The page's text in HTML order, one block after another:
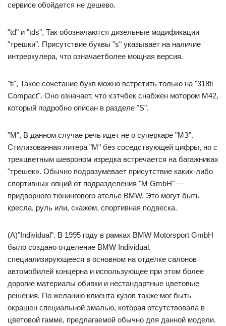
сервисе обойдется не дешево.
"td" и "tds", Так обозначаются дизельные модификации
"трешки". Присутствие буквы "s" указывает на наличие
интреркулера, что означаетболее мощная версия.
"ti", Такое сочетание букв можно встретить только на "318ti
Соmpасt". Оно означает, что хэтчбек снабжен мотором М42,
который подробно описан в разделе "S".
"М", В данном случае речь идет не о суперкаре "МЗ".
Стилизованная литера "М" без соседствующей цифры, но с
трехцветным шевроном изредка встречается на багажниках
"трешек». Обычно подразумевает присутствие каких-либо
спортивных опций от подразделения "М GmbH" —
придворного тюнингового ателье ВМW. Это могут быть
кресла, руль или, скажем, спортивная подвеска.
(A)"Individual". В 1995 году в рамках BMW Motorsport GmbH
было создано отделение BMW Individual,
специализирующееся в основном на отделке салонов
автомобилей концерна и использующее при этом более
дорогие материалы обивки и нестандартные цветовые
решения. По желанию клиента кузов также мог быть
окрашен специальной эмалью, которая отсутствовала в
цветовой гамме, предлагаемой обычно для данной модели.